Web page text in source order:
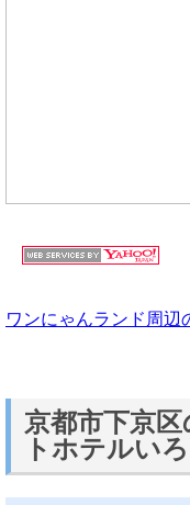
ワンにゃんランド周辺
京都市下京
トホテルい